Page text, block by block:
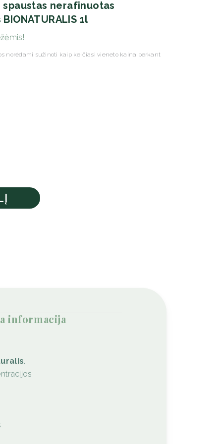
nerafinuotas
1l
norėdami sužinoti kaip keičiasi vieneto kaina perkant
informacija